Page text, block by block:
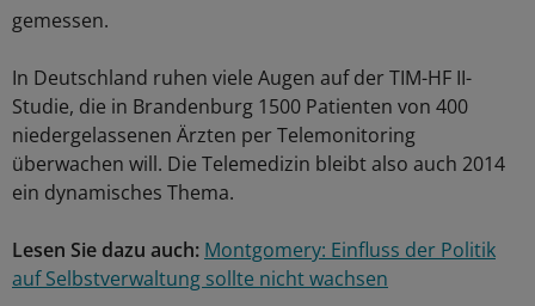
gemessen.
In Deutschland ruhen viele Augen auf der TIM-HF II-
Studie, die in Brandenburg 1500 Patienten von 400
niedergelassenen Ärzten per Telemonitoring
überwachen will. Die Telemedizin bleibt also auch 2014
ein dynamisches Thema.
Lesen Sie dazu auch: Montgomery: Einfluss der Politik
auf Selbstverwaltung sollte nicht wachsen